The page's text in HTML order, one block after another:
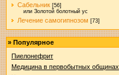
Сабельник [56]
или Золотой болотный ус
Лечение самогипнозом [73]
» Популярное
Пиелонефрит
Медицина в первобытных общинах